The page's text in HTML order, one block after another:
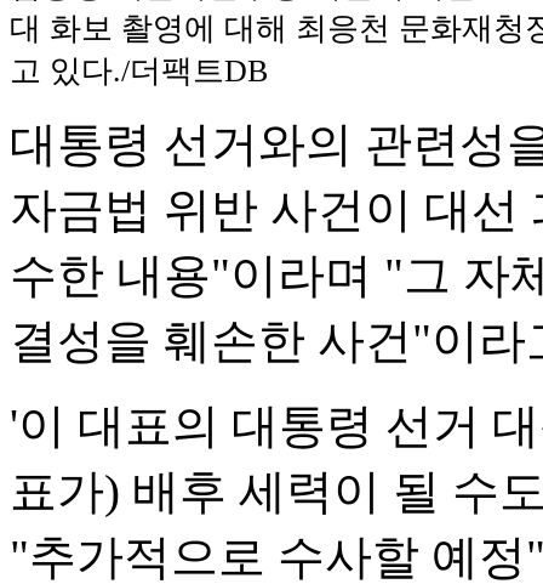
대 화보 촬영에 대해 최응천 문화재청
고 있다./더팩트DB
대통령 선거와의 관련성
자금법 위반 사건이 대선
수한 내용"이라며 "그 자
결성을 훼손한 사건"이라
'이 대표의 대통령 선거
표가) 배후 세력이 될 수
"추가적으로 수사할 예